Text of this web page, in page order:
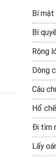
Bí mật
Bí
Rộng
Dòng
Câu
Hổ
Đi tìm
Lấy